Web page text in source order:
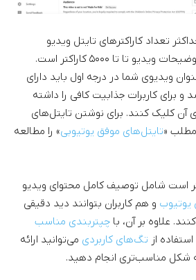
تعداد کاراکتر‌های تایتل ویدیو
یوتیوب تا ۱۰۰ کاراکتر و توضیحات ویدیو تا تا ۵۰۰۰ کاراکتر است.
ویدیوی شما در درجه اول باید دارای
برای کاربرات جذابیت کافی را داشته
آن کلیک کنند. برای نوشتن تایتل‌های
مطلب «تایتل‌های موفق یوتیوبی» را مطالعه
است شامل توصیف کامل محتوای ویدیو
یوتیوب و هم کاربران بتوانند دید دقیقی
علاوه بر آن، با چپتربندی مناسب
از تگ‌های کاربردی می‌توانید ارائه
شکل مناسب‌تری انجام دهید.